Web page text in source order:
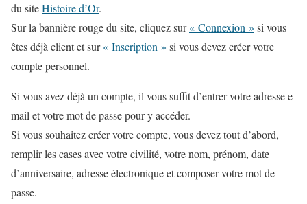
du siteHistoire d’Or.
Sur la bannière rouge du site, cliquez sur« Connexion » si vous
êtes déjà client et sur« Inscription » si vous devez créer votre
compte personnel.
Si vous avez déjà un compte, il vous suffit d’entrer votre adresse e-
mail et votre mot de passe pour y accéder.
Si vous souhaitez créer votre compte, vous devez tout d’abord,
remplir les cases avec votre civilité, votre nom, prénom, date
d’anniversaire, adresse électronique et composer votre mot de
passe.